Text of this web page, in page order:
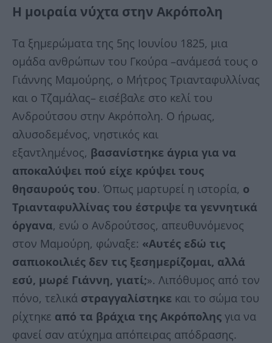
Η μοιραία νύχτα στην Ακρόπολη
Τα ξημερώματα της 5ης Ιουνίου 1825, μια
ομάδα ανθρώπων του Γκούρα –ανάμεσά τους ο
Γιάννης Μαμούρης, ο Μήτρος Τριανταφυλλίνας
και ο Τζαμάλας– εισέβαλε στο κελί του
Ανδρούτσου στην Ακρόπολη. Ο ήρωας,
αλυσοδεμένος, νηστικός και
εξαντλημένος, βασανίστηκε άγρια για να
αποκαλύψει πού είχε κρύψει τους
θησαυρούς του. Όπως μαρτυρεί η ιστορία, ο
Τριανταφυλλίνας του έστριψε τα γεννητικά
όργανα, ενώ ο Ανδρούτσος, απευθυνόμενος
στον Μαμούρη, φώναξε: «Αυτές εδώ τις
σαπιοκοιλιές δεν τις ξεσημερίζομαι, αλλά
εσύ, μωρέ Γιάννη, γιατί;». Λιπόθυμος από τον
πόνο, τελικά στραγγαλίστηκε και το σώμα του
ρίχτηκε από τα βράχια της Ακρόπολης για να
φανεί σαν ατύχημα απόπειρας απόδρασης.